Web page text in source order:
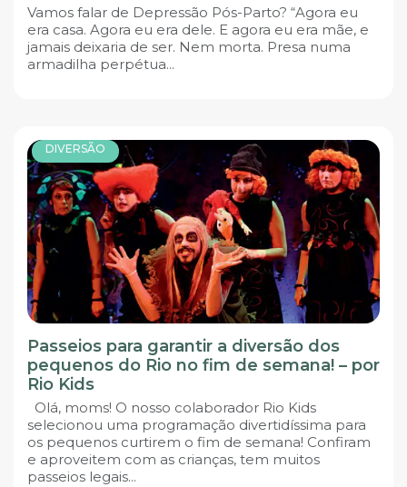
Vamos falar de Depressão Pós-Parto? “Agora eu
era casa. Agora eu era dele. E agora eu era mãe, e
jamais deixaria de ser. Nem morta. Presa numa
armadilha perpétua...
DIVERSÃO
Passeios para garantir a diversão dos
pequenos do Rio no fim de semana! – por
Rio Kids
Olá, moms! O nosso colaborador Rio Kids
selecionou uma programação divertidíssima para
os pequenos curtirem o fim de semana! Confiram
e aproveitem com as crianças, tem muitos
passeios legais...